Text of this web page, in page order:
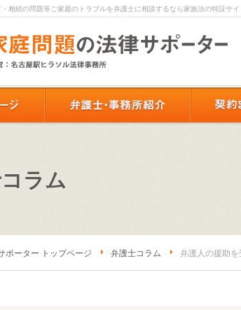
相続の問題等ご家庭のトラブルを弁護士に相談するなら家族法の特設サイ
ラム
ポーター トップページ 弁護士コラム 弁護人の援助